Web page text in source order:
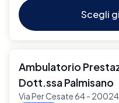
Scegli
Ambulatorio
Dott.ssa Palmisano
Via Per Cesate 64 -